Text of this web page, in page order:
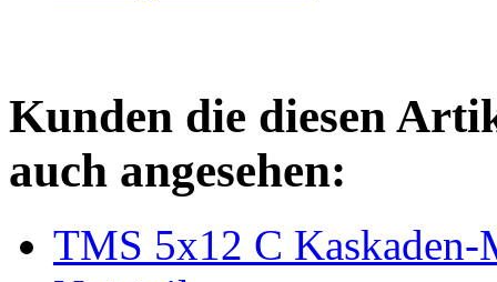
Kunden die diesen
auch angesehen:
TMS 5x12 C